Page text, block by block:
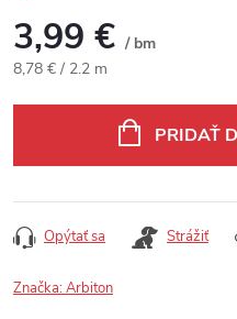
3,99 € / bm
Jednotková cena:
8,78 € / 2.2 m
PRIDAŤ
Opýtať sa Strážiť
Značka:Arbiton